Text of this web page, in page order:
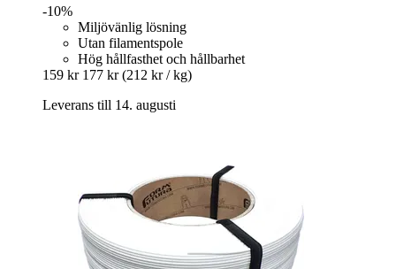
-10%
Miljövänlig lösning
Utan filamentspole
Hög hållfasthet och hållbarhet
159 kr 177 kr (212 kr / kg)
Leverans till 14. augusti